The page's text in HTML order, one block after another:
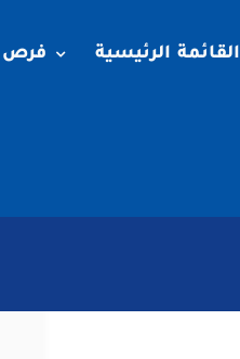
القائمة الرئيسية فرص